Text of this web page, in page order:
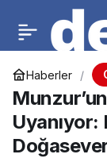
Haberler
Uyanıyor: